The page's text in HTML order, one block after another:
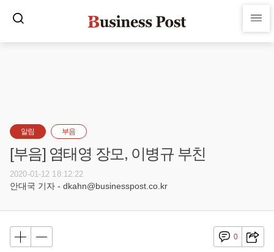
알림 부음
[부음] 염태영 장모, 이병규 부친
2020-01-12 18:12:22
안대국 기자 - dkahn@businesspost.co.kr
0